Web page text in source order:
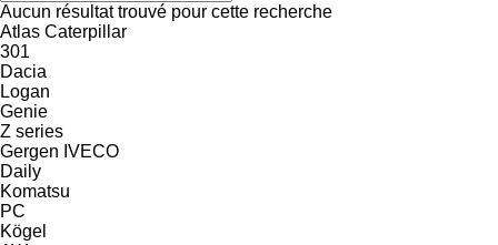
Aucun résultat trouvé pour cette recherche
Atlas Caterpillar
301
Dacia
Logan
Genie
Z series
Gergen IVECO
Daily
Komatsu
PC
Kögel